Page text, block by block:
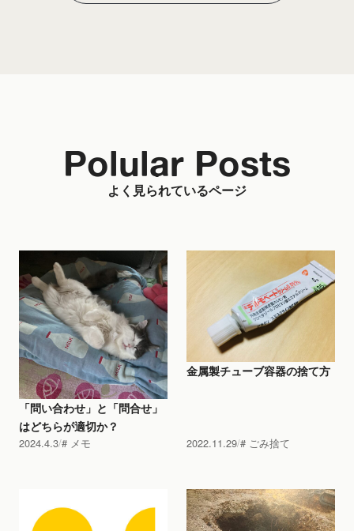
よく見られているページ
Polular Posts
「問い合わせ」と「問合せ」
はどちらが適切か？
2024.4.3 メモ
金属製チューブ容器の捨て方
2022.11.29 ごみ捨て